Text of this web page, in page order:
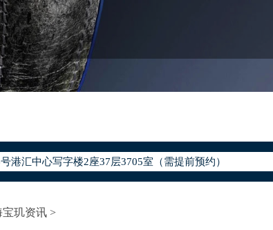
中心最新网点地址：
港汇中心写字楼2座37层3705室（需提前预约）
299号宏伊国际广场写字楼8层806室（需提前预约）
港汇中心2座37层3705室宝玑售后服务中心（需提前预约）
宝玑资讯 >